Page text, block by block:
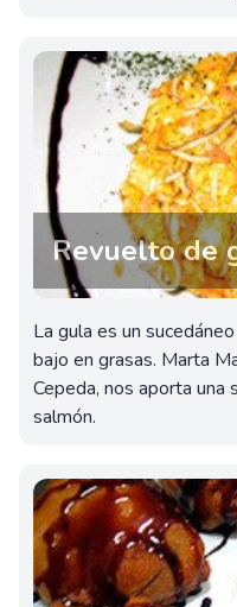
Revuelto de
La gula es un
bajo en grasas. Marta
Cepeda, nos aporta una
salmón.